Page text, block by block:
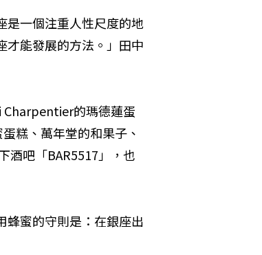
是一個注重人性尺度的地
才能發展的方法。」田中
Charpentier的瑪德蓮蛋
糕、萬年堂的和果子、
酒吧「BAR5517」，也
蜂蜜的守則是：在銀座出